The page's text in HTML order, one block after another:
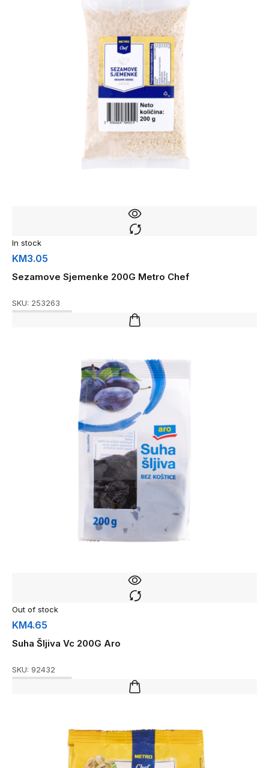
In stock
KM3.05
Sezamove Sjemenke 200G Metro Chef
SKU: 253263
Out of stock
KM4.65
Suha Šljiva Vc 200G Aro
SKU: 92432